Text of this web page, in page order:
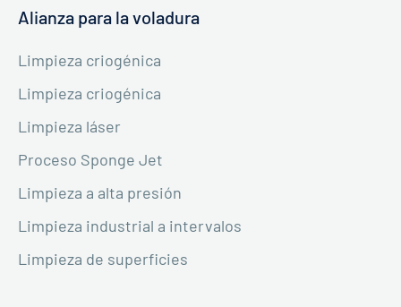
Alianza para la voladura
Limpieza criogénica
Limpieza criogénica
Limpieza láser
Proceso Sponge Jet
Limpieza a alta presión
Limpieza industrial a intervalos
Limpieza de superficies